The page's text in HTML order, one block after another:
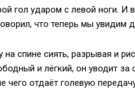
гол ударом с левой ноги. И
что теперь мы увидим
спине сиять, разрывая и
и лёгкий, он уводит за
чего отдаёт голевую